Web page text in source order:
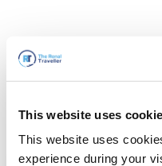
This website uses
This website uses
experience during your